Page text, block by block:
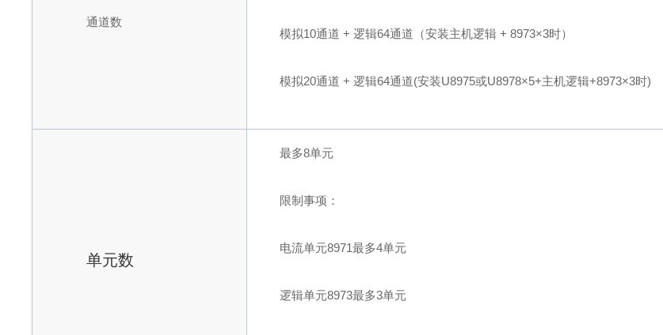
通道数
模拟10通道 + 逻辑64通道（安装主机逻辑 + 8973×3时）
模拟20通道 + 逻辑64通道(安装U8975或U8978×5+主机逻辑+8973×3时)
单元数
最多8单元
限制事项：
电流单元8971最多4单元
逻辑单元8973最多3单元